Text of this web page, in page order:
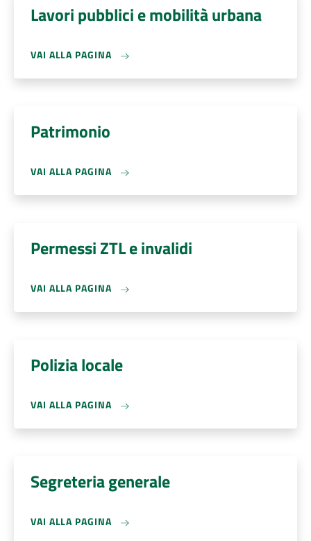
Lavori pubblici e mobilità urbana
VAI ALLA PAGINA
Patrimonio
VAI ALLA PAGINA
Permessi ZTL e invalidi
VAI ALLA PAGINA
Polizia locale
VAI ALLA PAGINA
Segreteria generale
VAI ALLA PAGINA